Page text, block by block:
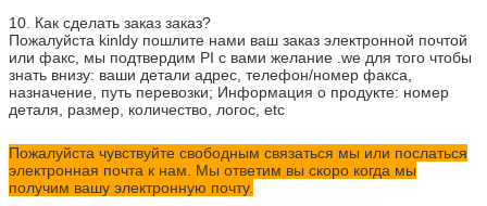
10. Как сделать заказ заказ?
Пожалуйста kinldy пошлите нами ваш заказ электронной почтой
или факс, мы подтвердим PI с вами желание .we для того чтобы
знать внизу: ваши детали адрес, телефон/номер факса,
назначение, путь перевозки; Информация о продукте: номер
деталя, размер, количество, логос, etc
Пожалуйста чувствуйте свободным связаться мы или послаться
электронная почта к нам. Мы ответим вы скоро когда мы
получим вашу электронную почту.